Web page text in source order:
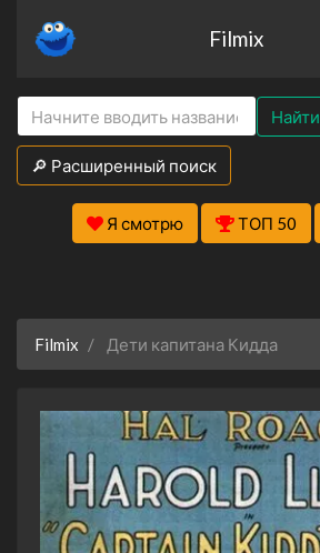
Filmix
Найти
🔎 Расширенный поиск
Я смотрю ТОП 50
Filmix Дети капитана Кидда